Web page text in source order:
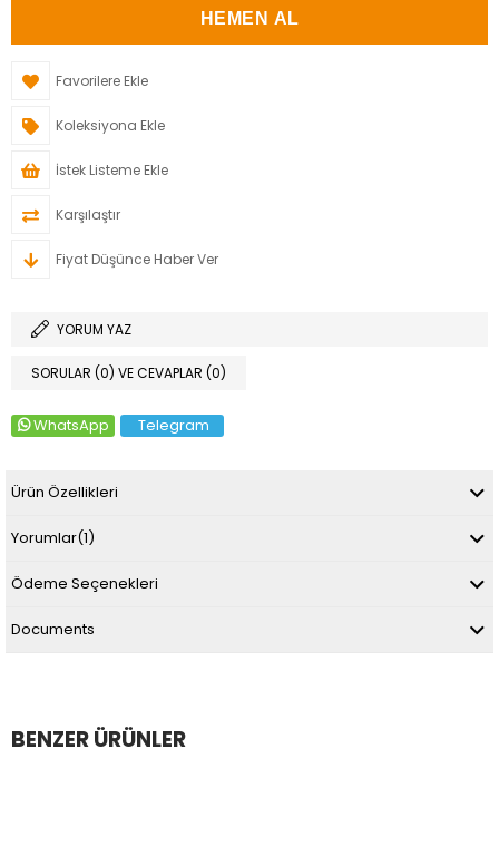
Favorilere Ekle
Koleksiyona Ekle
İstek Listeme Ekle
Karşılaştır
Fiyat Düşünce Haber Ver
YORUM YAZ
SORULAR (0) VE CEVAPLAR (0)
WhatsApp Telegram
Ürün Özellikleri
Yorumlar(1)
Ödeme Seçenekleri
Documents
BENZER ÜRÜNLER